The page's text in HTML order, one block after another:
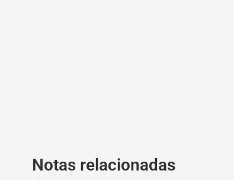
Notas relacionadas